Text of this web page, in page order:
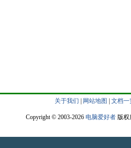
关于我们 网站地图 文档一
Copyright © 2003-2026 电脑爱好者版权